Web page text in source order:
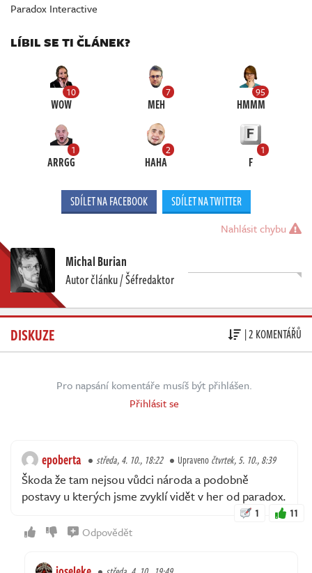
Paradox Interactive
LÍBIL SE TI ČLÁNEK?
10
WOW
7
MEH
95
HMMM
1
ARRGG
2
HAHA
1
F
SDÍLET NA FACEBOOK SDÍLET NA TWITTER
Nahlásit chybu
Michal Burian
Autor článku / Šéfredaktor
DISKUZE | 2 KOMENTÁŘŮ
Pro napsání komentáře musíš být přihlášen.
Přihlásit se
epoberta středa, 4. 10., 18:22 Upravenočtvrtek, 5. 10., 8:39
Škoda že tam nejsou vůdci národa a podobně
postavy u kterých jsme zvyklí vidět v her od paradox.
1 11
Odpovědět